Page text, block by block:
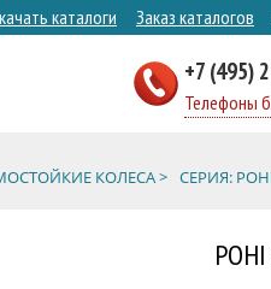
каталоги Заказ каталогов
+7 (495)
Телефоны
КОЛЕСА > СЕРИЯ: